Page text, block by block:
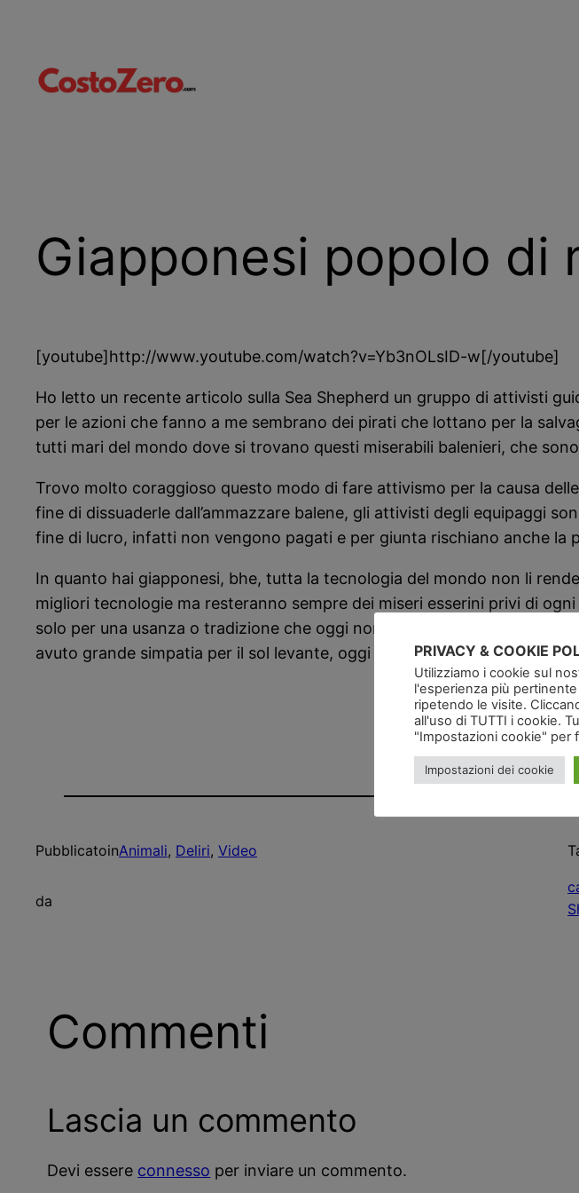
contenuto
Giapponesi popolo di
[youtube]http://www.youtube.com/watch?v=Yb3nOLsID-w[/youtube]
Ho letto un recente articolo sulla Sea Shepherd un gruppo di attivisti
per le azioni che fanno a me sembrano dei pirati che lottano per la
tutti mari del mondo dove si trovano questi miserabili balenieri, che
Trovo molto coraggioso questo modo di fare attivismo per la causa
fine di dissuaderle dall’ammazzare balene, gli attivisti degli equipaggi
fine di lucro, infatti non vengono pagati e per giunta rischiano anche la
In quanto hai giapponesi, bhe, tutta la tecnologia del mondo non li
migliori tecnologie ma resteranno sempre dei miseri esserini privi di
solo per una usanza o tradizione che oggi non ha luogo di esistere, se
avuto grande simpatia per il sol levante, oggi posso dire che mi stanno
PubblicatoinAnimali, Deliri, Video
da
Commenti
Lascia un commento
Devi essere connesso per inviare un commento.
PRIVACY & COOKIE
Utilizziamo i cookie sul
l'esperienza più
ripetendo le visite.
all'uso di TUTTI i cookie.
"Impostazioni cookie" per
Impostazioni dei cookie